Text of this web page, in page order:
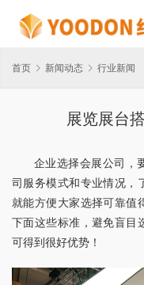
首页 新闻动态 行业新闻
展览展台
企业选择会展公司，
司服务模式和专业情况，
就能方便大家选择可靠值
下面这些标准，避免盲目
可得到很好优势！